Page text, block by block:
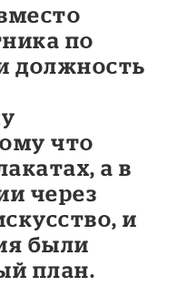
по
должность
что
а в
через
и
были
план.